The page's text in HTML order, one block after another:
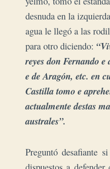
desnuda en la
agua le llegó a las
para otro diciendo:
reyes don Fernando e
e de Aragón, etc. en
Castilla tomo e
actualmente destas
australes”.
Preguntó desafiante